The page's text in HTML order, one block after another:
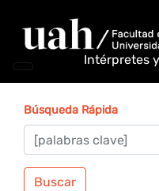
Intérpretes
Búsqueda Rápida
Buscar